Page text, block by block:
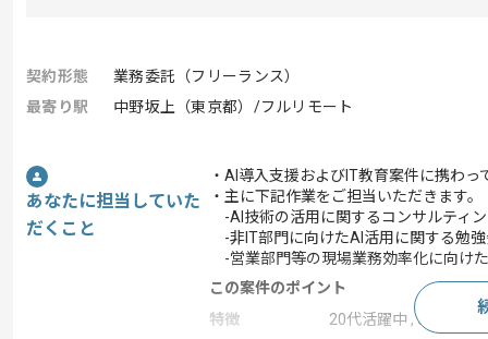
契約形態
業務委託（フリーランス）
最寄り駅
中野坂上（東京都）/フルリモート
あなたに担当していた
だくこと
・AI導入支援およびIT教育案件に携わっ
・主に下記作業をご担当いただきます。
-AI技術の活用に関するコンサルティ
-非IT部門に向けたAI活用に関する勉
-営業部門等の現場業務効率化に向け
この案件のポイント
特徴
20代活躍中 , 30代活躍